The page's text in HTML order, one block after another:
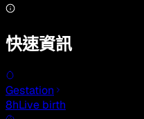
快速資訊
Gestation
8hLive birth